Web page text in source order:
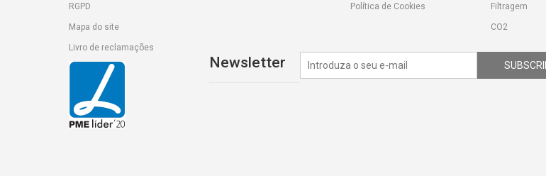
RGPD
Mapa do site
Livro de reclamações
Política de Cookies Filtragem
CO2
Newsletter